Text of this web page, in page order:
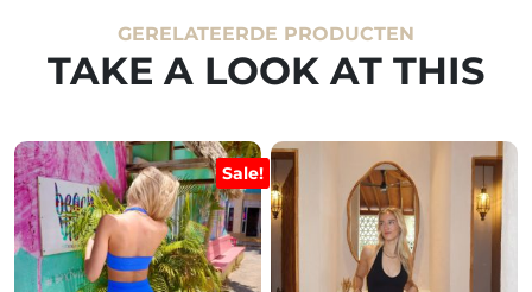
GERELATEERDE PRODUCTEN
TAKE A LOOK AT THIS
Sale!